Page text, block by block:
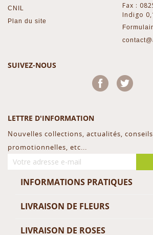
CNIL
Plan du site
Fax :
Indigo
SUIVEZ-NOUS
Facebook
LETTRE D'INFORMATION
Nouvelles collections, actualités,
promotionnelles, etc...
INFORMATIONS PRATIQUES
LIVRAISON DE FLEURS
LIVRAISON DE ROSES